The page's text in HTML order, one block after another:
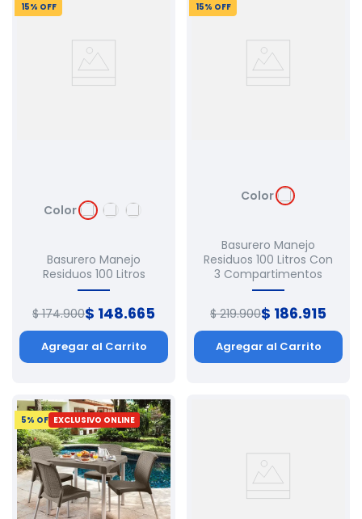
15% OFF
Color
Basurero Manejo
Residuos 100 Litros
$ 174.900$ 148.665
Agregar al Carrito
15% OFF
Color
Basurero Manejo
Residuos 100 Litros Con
3 Compartimentos
$ 219.900$ 186.915
Agregar al Carrito
5% OFF EXCLUSIVO ONLINE